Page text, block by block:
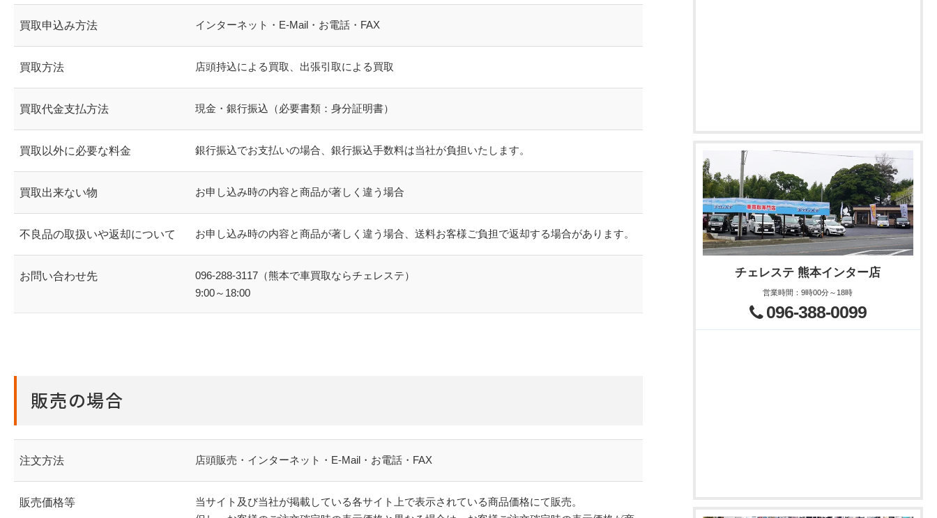
買取申込み方法 インターネット・E-Mail・お電話・FAX
買取方法 店頭持込による買取、出張引取による買取
買取代金支払方法 現金・銀行振込（必要書類：身分証明書）
買取以外に必要な料金 銀行振込でお支払いの場合、銀行振込手数料は当社が負担いたします。
買取出来ない物 お申し込み時の内容と商品が著しく違う場合
不良品の取扱いや返却について お申し込み時の内容と商品が著しく違う場合、送料お客様ご負担で返却する場合があります。
お問い合わせ先 096-288-3117 （熊本で車買取ならチェレステ）
9:00～18:00
販売の場合
注文方法 店頭販売・インターネット・E-Mail・お電話・FAX
販売価格等
当サイト及び当社が掲載している各サイト上で表示されている商品価格にて販売。
チェレステ 熊本インター店
営業時間 ：9時00分～18時
096-388-0099